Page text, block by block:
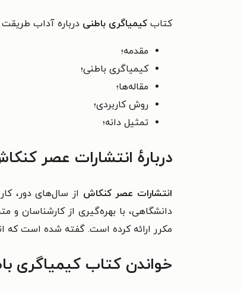
کتاب کیمیاگری باطنی درباره‌ آداب
مقدمه؛
کیمیاگری باطنی؛
مقاله‌ها؛
روش کاربردی؛
تمثیل دانه؛
درباره‌ٔ انتشارات عصر
انتشارات عصر کنکاش از سال‌های دور،
مکرر ارائه کرده است. گفته شده است که
خواندن کتاب کیمیاگری